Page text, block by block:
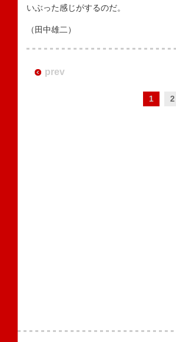
いぶった感じがするのだ。
（田中雄二）
prev
1 2